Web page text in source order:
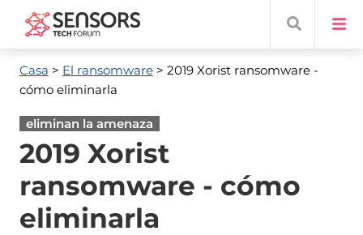
Casa > El ransomware> 2019 Xorist ransomware -
cómo eliminarla
eliminan la amenaza
2019 Xorist
ransomware - cómo
eliminarla